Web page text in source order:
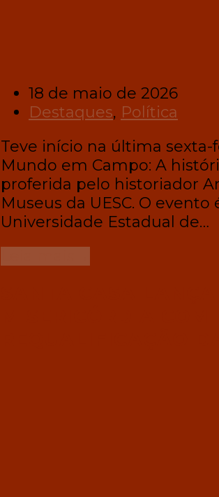
18 de maio de 2026
Destaques, Política
Teve início na última sexta-
Mundo em Campo: A
proferida pelo historiador
Museus da UESC. O
Universidade Estadual de…